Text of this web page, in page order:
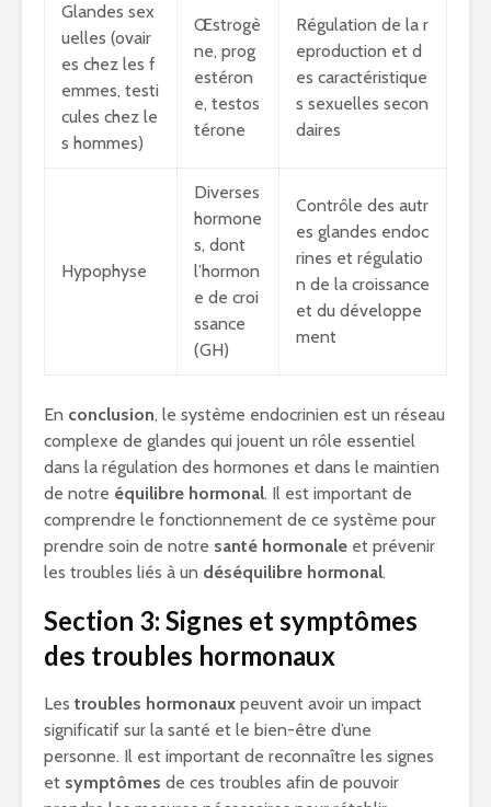
Glandes sex
uelles (ovair
es chez les f
emmes, testi
cules chez le
s hommes)
Œstrogè
ne, prog
estéron
e, testos
térone
Régulation de la r
eproduction et d
es caractéristique
s sexuelles secon
daires
Hypophyse
Diverses
hormone
s, dont
l’hormon
e de croi
ssance
(GH)
Contrôle des autr
es glandes endoc
rines et régulatio
n de la croissance
et du développe
ment
En conclusion, le système endocrinien est un réseau
complexe de glandes qui jouent un rôle essentiel
dans la régulation des hormones et dans le maintien
de notre équilibre hormonal. Il est important de
comprendre le fonctionnement de ce système pour
prendre soin de notre santé hormonale et prévenir
les troubles liés à un déséquilibre hormonal.
Section 3: Signes et symptômes
des troubles hormonaux
Les troubles hormonaux peuvent avoir un impact
significatif sur la santé et le bien-être d’une
personne. Il est important de reconnaître les signes
et symptômes de ces troubles afin de pouvoir